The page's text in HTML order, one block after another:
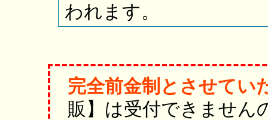
われます。
完全前金制とさせてい
販】は受付できません